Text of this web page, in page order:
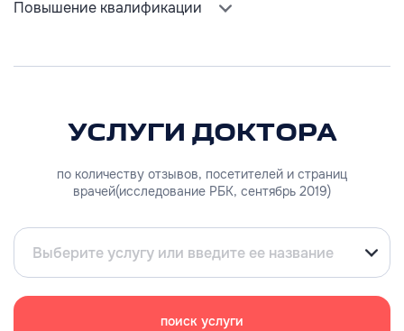
Повышение квалификации
УСЛУГИ ДОКТОРА
по количеству отзывов, посетителей и страниц
врачей(исследование РБК, сентябрь 2019)
поиск услуги